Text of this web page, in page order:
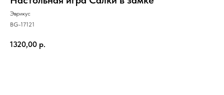
Эврикус
BG-17121
1320,00 р.